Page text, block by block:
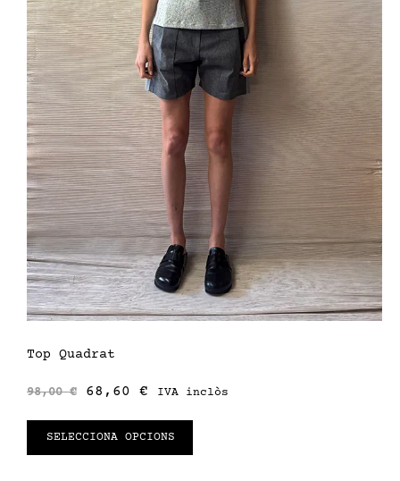
Top Quadrat
98,00€ 68,60 € IVA inclòs
SELECCIONA OPCIONS